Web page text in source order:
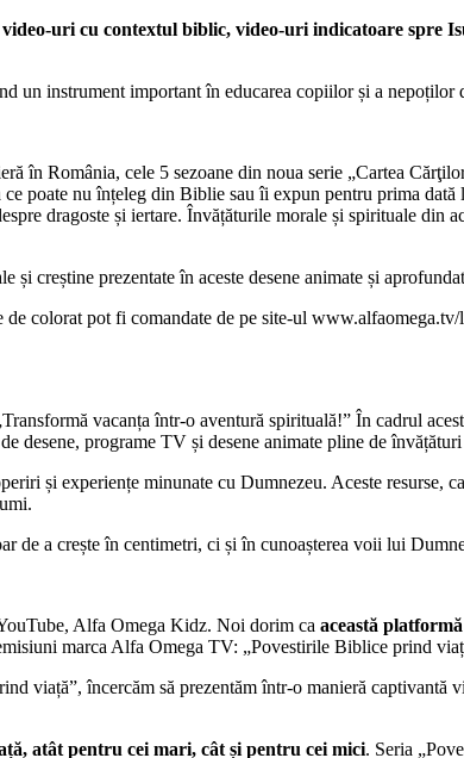
uri cu contextul biblic, video-uri indicatoare spre
un instrument important în educarea copiilor și a nepoților
în România, cele 5 sezoane din noua serie „Cartea
poate nu înțeleg din Biblie sau îi expun pentru prima
dragoste și iertare. Învățăturile morale și spirituale din
creștine prezentate în aceste desene animate și
colorat pot fi comandate de pe site-ul
vacanța într-o aventură spirituală!” În cadrul
desene, programe TV și desene animate pline de
și experiențe minunate cu Dumnezeu. Aceste resurse,
de a crește în centimetri, ci și în cunoașterea voii lui
Alfa Omega Kidz. Noi dorim ca această
marca Alfa Omega TV: „Povestirile Biblice prind
viață”, încercăm să prezentăm într-o manieră captivantă
atât pentru cei mari, cât și pentru cei mici. Seria